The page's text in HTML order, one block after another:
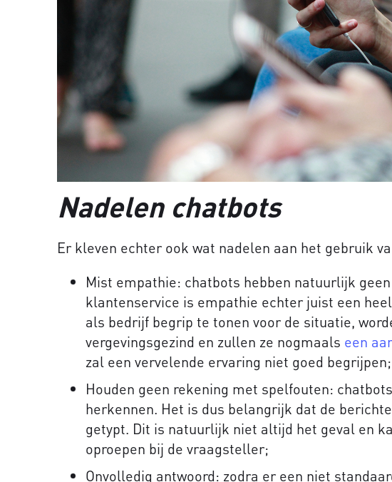
Nadelen chatbots
Er kleven echter ook wat nadelen aan het gebruik
Mist empathie: chatbots hebben natuurlijk
klantenservice is empathie echter juist een
als bedrijf begrip te tonen voor de situatie,
vergevingsgezind en zullen ze nogmaals een
zal een vervelende ervaring niet goed begrijpen;
Houden geen rekening met spelfouten:
herkennen. Het is dus belangrijk dat de
getypt. Dit is natuurlijk niet altijd het geval en
oproepen bij de vraagsteller;
Onvolledig antwoord: zodra er een niet